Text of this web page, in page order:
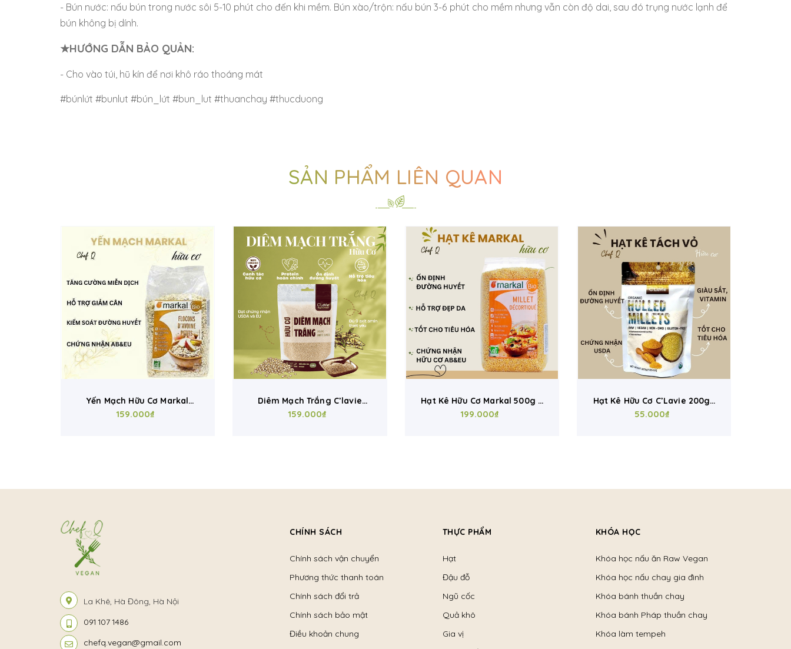
- Bún nước: nấu bún trong nước sôi 5-10 phút cho đến khi mềm. Bún xào/trộn: nấu bún 3-6 phút cho mềm nhưng vẫn còn độ dai, sau đó trụng nước lạnh để
bún không bị dính.
★HƯỚNG DẪN BẢO QUẢN:
- Cho vào túi, hũ kín để nơi khô ráo thoáng mát
#búnlứt #bunlut #bún_lứt #bun_lut #thuanchay #thucduong
SẢN PHẨM LIÊN QUAN
Yến Mạch Hữu Cơ Markal
159.000₫
Diêm Mạch Trắng C’lavie
200g – Hạt Quinoa Hữu Cơ,
159.000₫
Hạt Kê Hữu Cơ Markal 500g –
Ăn Dặm, Ăn Chay, Làm Sữa,
199.000₫
Hạt Kê Hữu Cơ C’Lavie 200g |
Organic Millet Ăn Dặm, Nấu
55.000₫
La Khê, Hà Đông, Hà Nội
091 107 1486
chefq.vegan@gmail.com
CHÍNH SÁCH
Chính sách vận chuyển
Phương thức thanh toán
Chính sách đổi trả
Chính sách bảo mật
Điều khoản chung
THỰC PHẨM
Hạt
Đậu đỗ
Ngũ cốc
Quả khô
Gia vị
KHÓA HỌC
Khóa học nấu ăn Raw Vegan
Khóa học nấu chay gia đình
Khóa bánh thuần chay
Khóa bánh Pháp thuần chay
Khóa làm tempeh